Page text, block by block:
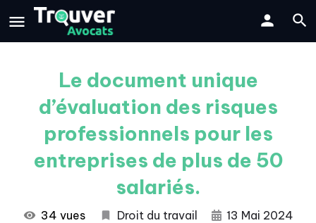
Le document unique
d’évaluation des risques
professionnels pour les
entreprises de plus de 50
salariés.
34 vues Droit du travail
13 Mai 2024